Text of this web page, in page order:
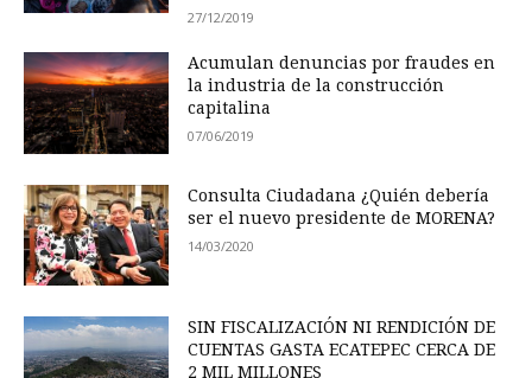
27/12/2019
Acumulan denuncias por fraudes en
la industria de la construcción
capitalina
07/06/2019
Consulta Ciudadana ¿Quién debería
ser el nuevo presidente de MORENA?
14/03/2020
SIN FISCALIZACIÓN NI RENDICIÓN DE
CUENTAS GASTA ECATEPEC CERCA DE
2 MIL MILLONES